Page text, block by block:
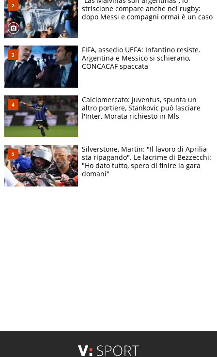
striscione compare anche nel rugby:
dopo Messi e compagni ormai è un caso
FIFA, assedio UEFA: Infantino resiste.
Argentina e Messico si schierano,
CONCACAF spaccata
Calciomercato: Juventus, spunta un
altro portiere, Stankovic può lasciare
l'Inter, Morata richiesto in Mls
Silverstone, Martin: "Il lavoro di Aprilia
sta ripagando". Le lacrime di Bezzecchi:
"Ho dato tutto, spero di finire la gara
domani"